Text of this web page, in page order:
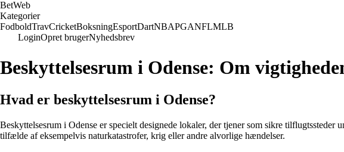
BetWeb
Kategorier
FodboldTravCricketBoksningEsportDartNBAPGANFLMLB
LoginOpret brugerNyhedsbrev
Beskyttelsesrum i Odense: Om
Hvad er beskyttelsesrum i Odense?
Beskyttelsesrum i Odense er specielt designede lokaler, der tjener som sikre
tilfælde af eksempelvis naturkatastrofer, krig eller andre alvorlige hændelser.